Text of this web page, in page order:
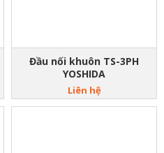
Đầu nối khuôn TS-3PH
YOSHIDA
Liên hệ